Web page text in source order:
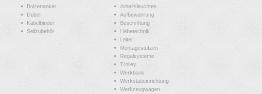
Bolzenanker
Dübel
Kabelbinder
Seilzubehör
Arbeitsleuchten
Aufbewahrung
Beschriftung
Hebetechnik
Leiter
Montagestützen
Regalsysteme
Trolley
Werkbank
Werkstatteinrichtung
Werkzeugwagen